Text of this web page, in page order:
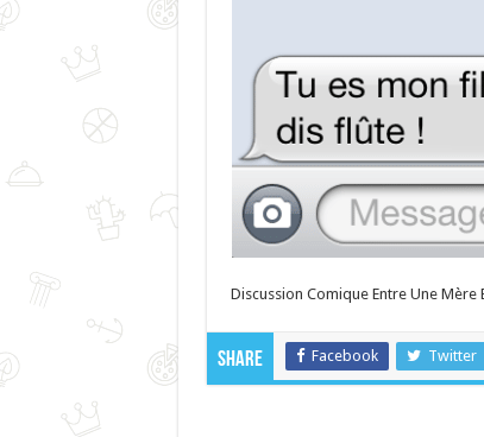
Discussion Comique Entre Une Mère
Share Facebook Twitter